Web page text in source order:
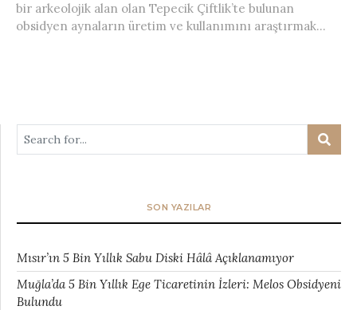
bir arkeolojik alan olan Tepecik Çiftlik’te bulunan
obsidyen aynaların üretim ve kullanımını araştırmak...
SON YAZILAR
Mısır’ın 5 Bin Yıllık Sabu Diski Hâlâ Açıklanamıyor
Muğla’da 5 Bin Yıllık Ege Ticaretinin İzleri: Melos Obsidyeni
Bulundu